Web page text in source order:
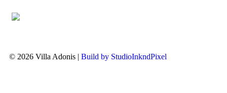
© 2026 Villa Adonis | Build by StudioInkndPixel